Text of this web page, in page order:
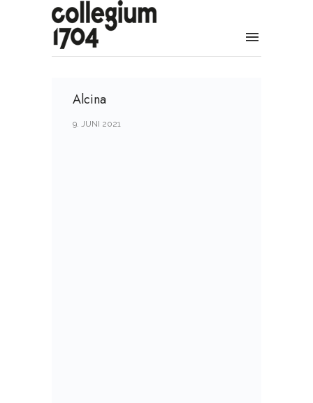
Alcina
9. JUNI 2021